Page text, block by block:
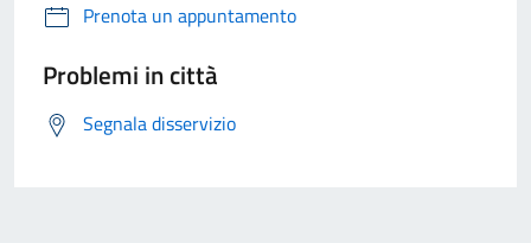
Prenota un appuntamento
Problemi in città
Segnala disservizio